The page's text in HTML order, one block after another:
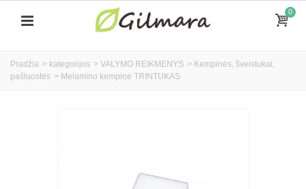
0
Pradžia > kategorijos > VALYMO REIKMENYS > Kempinės, šveistukai,
pašluostės > Melamino kempinė TRINTUKAS